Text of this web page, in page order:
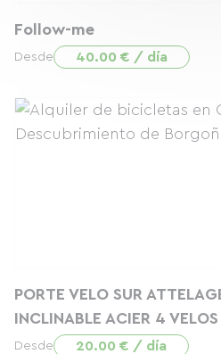
Follow-me
Desde 40.00 € / día
PORTE VELO SUR
INCLINABLE ACIER 4 VELOS
Desde 20.00 € / día